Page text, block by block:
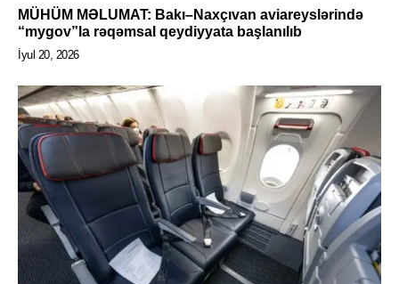
MÜHÜM MƏLUMAT: Bakı–Naxçıvan aviareyslərində
“mygov”la rəqəmsal qeydiyyata başlanılıb
İyul 20, 2026